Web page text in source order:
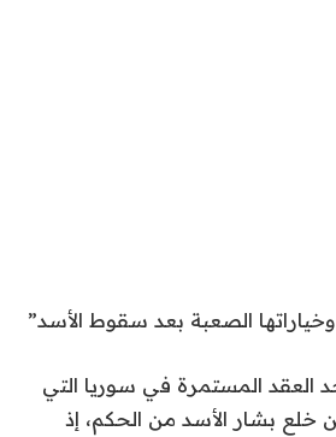
العقد المستمرة في سوريا التي
خلع بشار الأسد من الحكم، إذ